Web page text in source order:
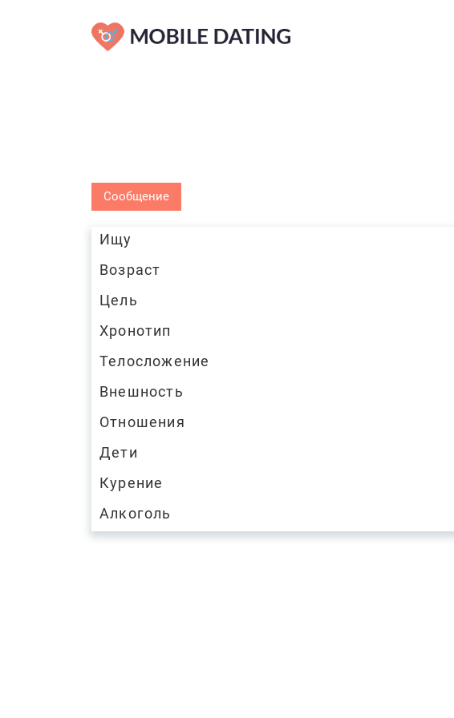
Сообщение
Ищу
Возраст
Цель
Хронотип
Телосложение
Внешность
Отношения
Дети
Курение
Алкоголь